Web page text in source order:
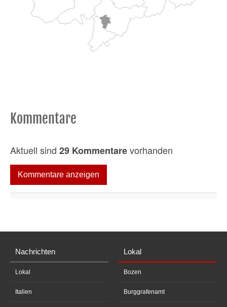
Kommentare
Aktuell sind 29 Kommentarevorhanden
Kommentare anzeigen
Nachrichten
Lokal
Italien
Lokal
Bozen
Burggrafenamt